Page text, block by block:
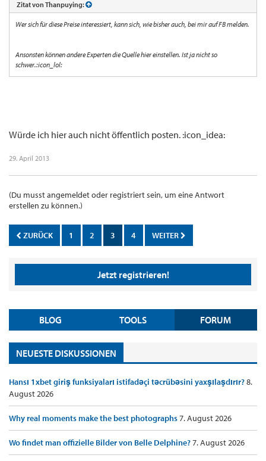
Zitat von Thanpuying:
Wer sich für diese Preise interessiert, kann sich, wie bisher auch, bei mir auf FB melden.
Ansonsten können andere Experten die Quelle hier einstellen. Ist ja nicht so
schwer.:icon_lol:
Würde ich hier auch nicht öffentlich posten. :icon_idea:
29. April 2013
(Du musst angemeldet oder registriert sein, um eine Antwort
erstellen zu können.)
ZURÜCK 1 2 3 4 WEITER
Jetzt registrieren!
BLOG TOOLS FORUM
NEUESTE DISKUSSIONEN
Hansı 1xbet giriş funksiyaları istifadəçi təcrübəsini yaxşılaşdırır?8.
August 2026
Why real moments make the best photographs7. August 2026
Wo findet man offizielle Bilder von Belle Delphine?7. August 2026